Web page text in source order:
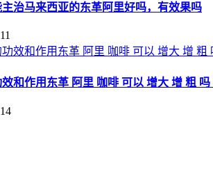
治马来西亚的东革阿里好吗，有效果吗
和作用东革 阿里 咖啡 可以 增大 增 粗 吗